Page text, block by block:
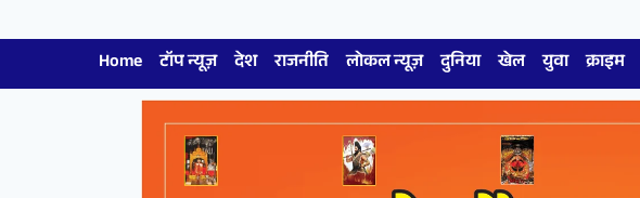
Home टॉप न्यूज़ देश राजनीति लोकल न्यूज़ दुनिया खेल युवा क्राइम